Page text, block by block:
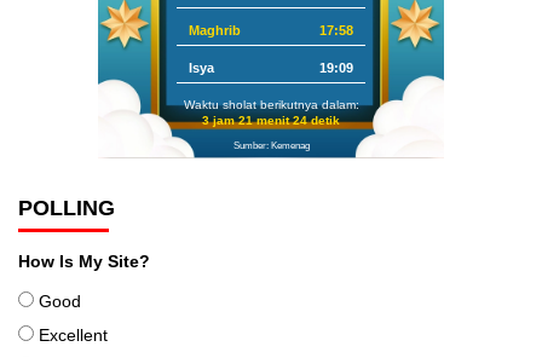
Maghrib 17:58
Isya 19:09
Waktu sholat berikutnya dalam:
3 jam 21 menit 23 detik
Sumber: Kemenag
POLLING
How Is My Site?
Good
Excellent